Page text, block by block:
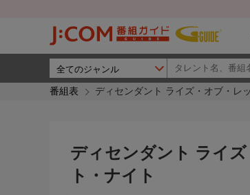
番組表 ディセンダント ライズ・オブ・レ
ディセンダント ライ
ト・ナイト